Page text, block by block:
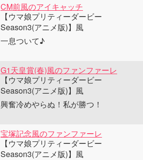
CM前風のアイキャッチ
【ウマ娘プリティーダービー
Season3(アニメ版)】風
一息ついて♪
G1天皇賞(春)風のファンファーレ
【ウマ娘プリティーダービー
Season3(アニメ版)】風
興奮冷めやらぬ！私が勝つ！
宝塚記念風のファンファーレ
【ウマ娘プリティーダービー
Season3(アニメ版)】風